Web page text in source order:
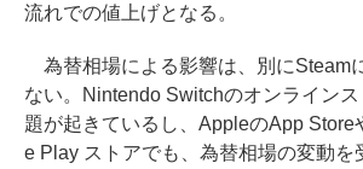
流れでの値上げとなる。
為替相場による影響は、別にSteam
ない。Nintendo Switchのオンライン
題が起きているし、AppleのApp Store
e Play ストアでも、為替相場の変動を